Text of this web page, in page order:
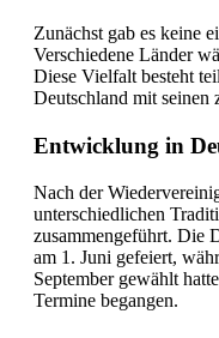
Zunächst gab es keine
Verschiedene Länder
Diese Vielfalt besteht
Deutschland mit seinen
Entwicklung in
Nach der
unterschiedlichen
zusammengeführt. Die
am 1. Juni gefeiert,
September gewählt
Termine begangen.